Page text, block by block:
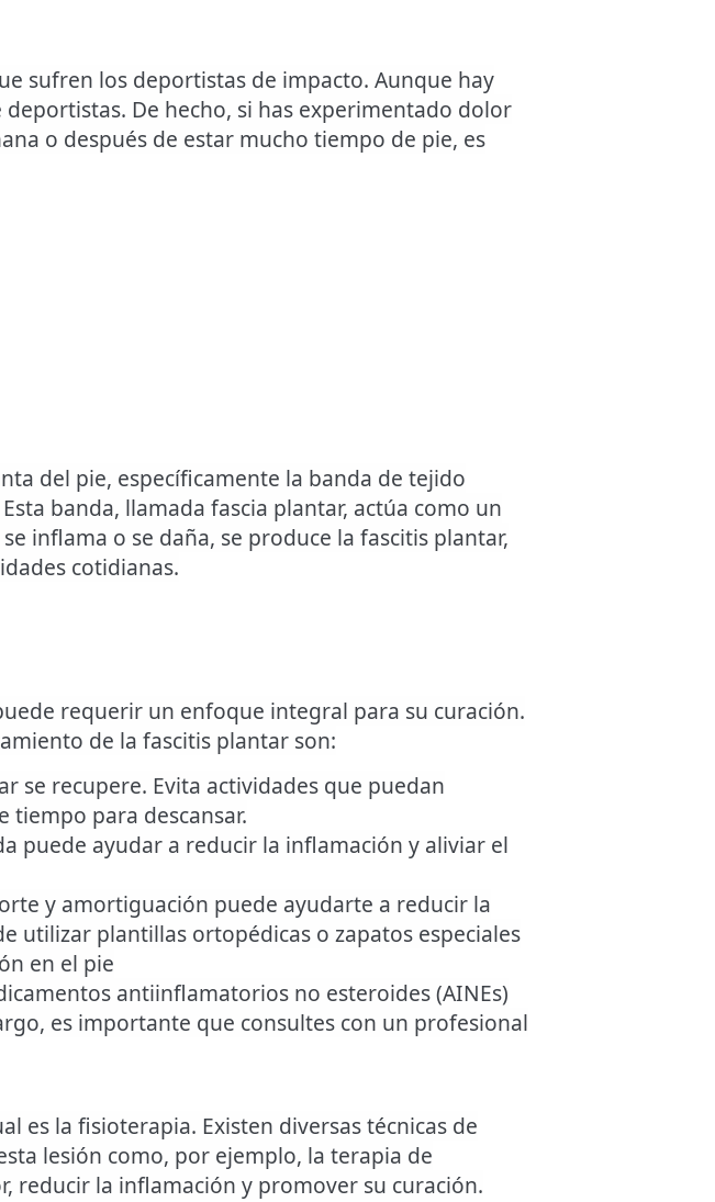
sufren los deportistas de impacto. Aunque hay
deportistas. De hecho, si has experimentado dolor
o después de estar mucho tiempo de pie, es
del pie, específicamente la banda de tejido
banda, llamada fascia plantar, actúa como un
inflama o se daña, se produce la fascitis plantar,
cotidianas.
requerir un enfoque integral para su curación.
de la fascitis plantar son:
se recupere. Evita actividades que puedan
tiempo para descansar.
puede ayudar a reducir la inflamación y aliviar el
y amortiguación puede ayudarte a reducir la
utilizar plantillas ortopédicas o zapatos especiales
en el pie
antiinflamatorios no esteroides (AINEs)
es importante que consultes con un profesional
es la fisioterapia. Existen diversas técnicas de
lesión como, por ejemplo, la terapia de
reducir la inflamación y promover su curación.